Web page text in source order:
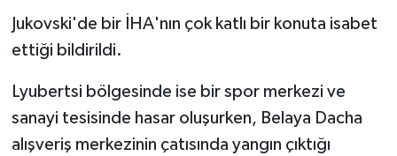
Jukovski'de bir İHA'nın çok katlı bir konuta isabet
ettiği bildirildi.
Lyubertsi bölgesinde ise bir spor merkezi ve
sanayi tesisinde hasar oluşurken, Belaya Dacha
alışveriş merkezinin çatısında yangın çıktığı